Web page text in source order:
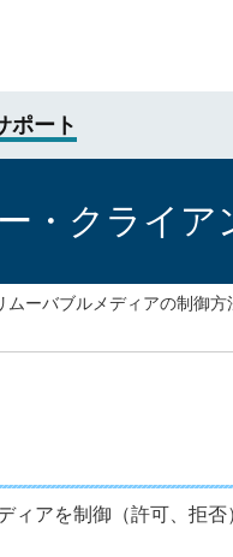
ポート
クライア
ムーバブルメディアの制御方
アを制御（許可、拒否